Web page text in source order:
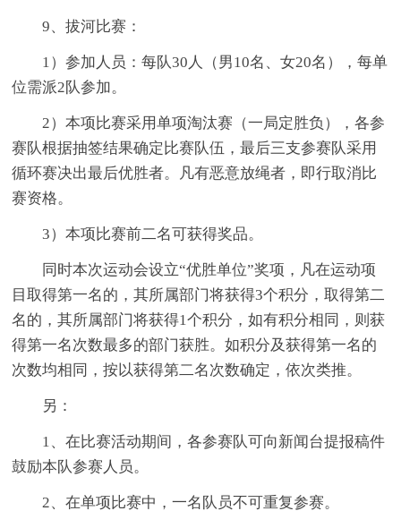
9、拔河比赛：
1）参加人员：每队30人（男10名、女20名），每单
位需派2队参加。
2）本项比赛采用单项淘汰赛（一局定胜负），各参
赛队根据抽签结果确定比赛队伍，最后三支参赛队采用
循环赛决出最后优胜者。凡有恶意放绳者，即行取消比
赛资格。
3）本项比赛前二名可获得奖品。
同时本次运动会设立“优胜单位”奖项，凡在运动项
目取得第一名的，其所属部门将获得3个积分，取得第二
名的，其所属部门将获得1个积分，如有积分相同，则获
得第一名次数最多的部门获胜。如积分及获得第一名的
次数均相同，按以获得第二名次数确定，依次类推。
另：
1、在比赛活动期间，各参赛队可向新闻台提报稿件
鼓励本队参赛人员。
2、在单项比赛中，一名队员不可重复参赛。